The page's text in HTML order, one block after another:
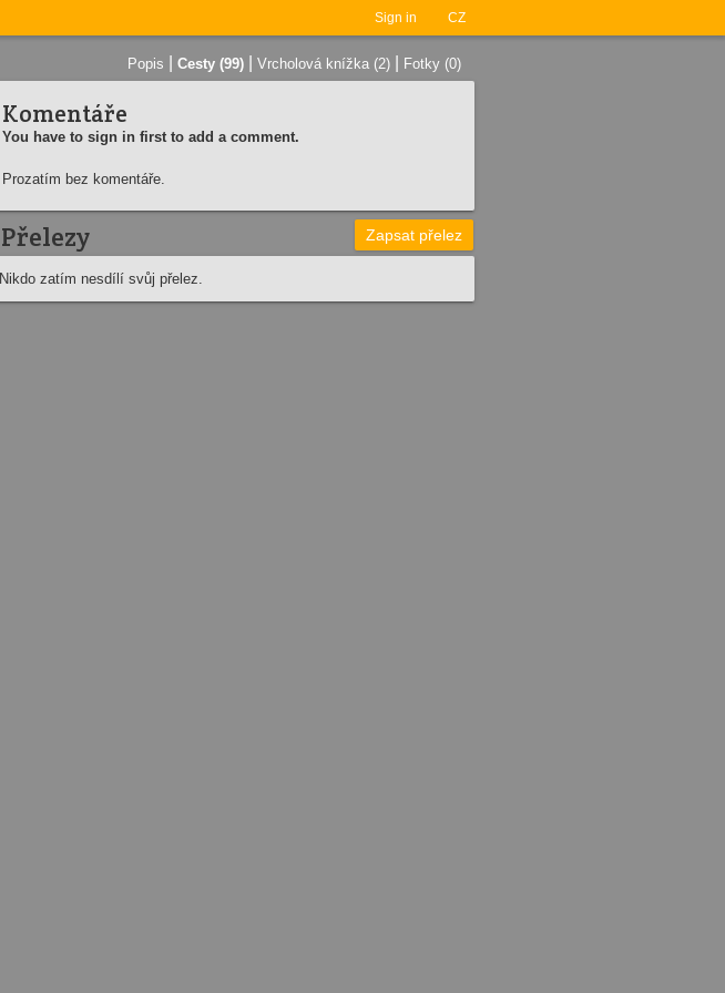
Sign in CZ
Popis Cesty (99) Vrcholová knížka (2) Fotky (0)
Komentáře
You have to sign in first to add a comment.
Prozatím bez komentáře.
Přelezy Zapsat přelez
Nikdo zatím nesdílí svůj přelez.